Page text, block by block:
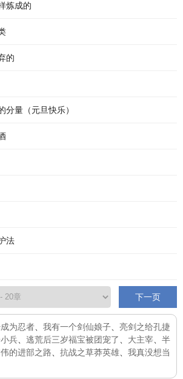
炼成的
的
分量（元旦快乐）
法
下一页
为忍者 我有一个剑仙娘子
亮剑之给孔捷
兵 逃荒后三岁福宝被团宠了 大主宰
半
的进部之路 抗战之草莽英雄
我真没想当